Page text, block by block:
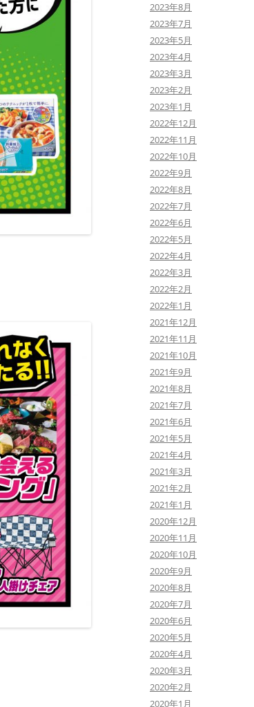
2023年8月
2023年7月
2023年5月
2023年4月
2023年3月
2023年2月
2023年1月
2022年12月
2022年11月
2022年10月
2022年9月
2022年8月
2022年7月
2022年6月
2022年5月
2022年4月
2022年3月
2022年2月
2022年1月
2021年12月
2021年11月
2021年10月
2021年9月
2021年8月
2021年7月
2021年6月
2021年5月
2021年4月
2021年3月
2021年2月
2021年1月
2020年12月
2020年11月
2020年10月
2020年9月
2020年8月
2020年7月
2020年6月
2020年5月
2020年4月
2020年3月
2020年2月
2020年1月